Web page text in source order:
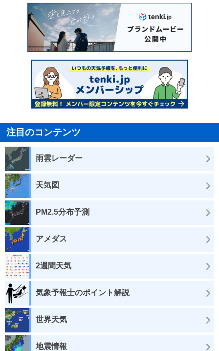
注目のコンテンツ
雨雲レーダー
天気図
PM2.5分布予測
アメダス
2週間天気
気象予報士のポイント解説
世界天気
地震情報